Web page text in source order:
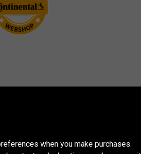
when you make purchases.